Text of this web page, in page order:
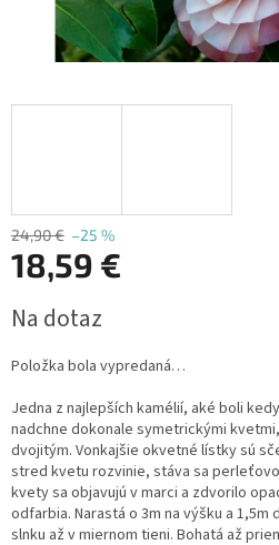
24,90 € –25 %
18,59 €
cena:
Na dotaz
Položka bola vypredaná…
Jedna z najlepších kamélií, aké boli
nadchne dokonale symetrickými
dvojitým. Vonkajšie okvetné lístky sú
stred kvetu rozvinie, stáva sa
kvety sa objavujú v marci a zdvorilo
odfarbia. Narastá o 3m na výšku a 1,5m
slnku až v miernom tieni. Bohatá až